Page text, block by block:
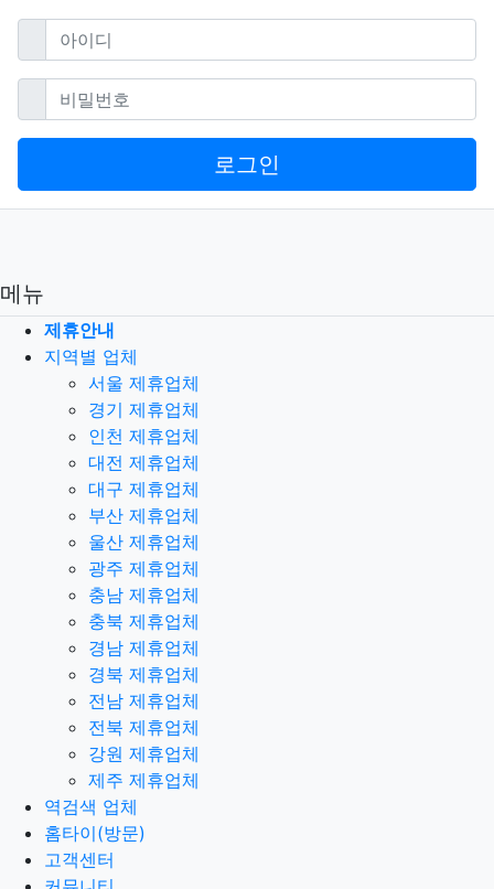
아이디필수
비밀번호필수
로그인
메뉴
제휴안내
지역별 업체
서울 제휴업체
경기 제휴업체
인천 제휴업체
대전 제휴업체
대구 제휴업체
부산 제휴업체
울산 제휴업체
광주 제휴업체
충남 제휴업체
충북 제휴업체
경남 제휴업체
경북 제휴업체
전남 제휴업체
전북 제휴업체
강원 제휴업체
제주 제휴업체
역검색 업체
홈타이(방문)
고객센터